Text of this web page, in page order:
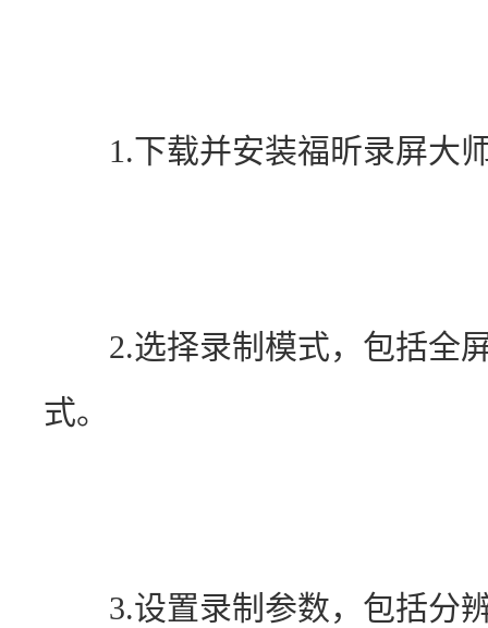
1.下载并安装福昕录屏大
2.选择录制模式，包括全屏
式。
3.设置录制参数，包括分辨